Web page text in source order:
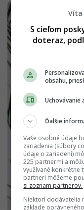
S cieľom
doteraz,
obsahu,
Ďalšie
Vaše osobné údaje
zariadenia (súbory
údaje o zariadení)
225 partnermi a
využívané konkrétne
partneri môžeme
si zoznam partnerov.
Niektorí dodávatelia
základe